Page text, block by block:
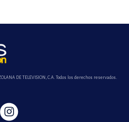
DE TELEVISION, C.A. Todos los derechos reservados.